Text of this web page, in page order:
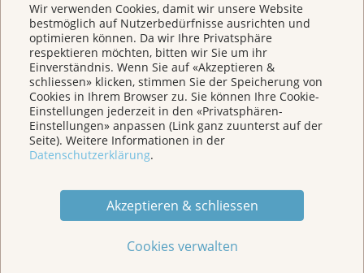
Wir verwenden Cookies, damit wir unsere Website
bestmöglich auf Nutzerbedürfnisse ausrichten und
optimieren können. Da wir Ihre Privatsphäre
respektieren möchten, bitten wir Sie um ihr
Einverständnis. Wenn Sie auf «Akzeptieren &
schliessen» klicken, stimmen Sie der Speicherung von
Cookies in Ihrem Browser zu. Sie können Ihre Cookie-
Einstellungen jederzeit in den «Privatsphären-
Einstellungen» anpassen (Link ganz zuunterst auf der
Seite). Weitere Informationen in der
Datenschutzerklärung.
Akzeptieren & schliessen
Cookies verwalten
Weitere Themen
Für Betroffene & Angehörige
Prävention